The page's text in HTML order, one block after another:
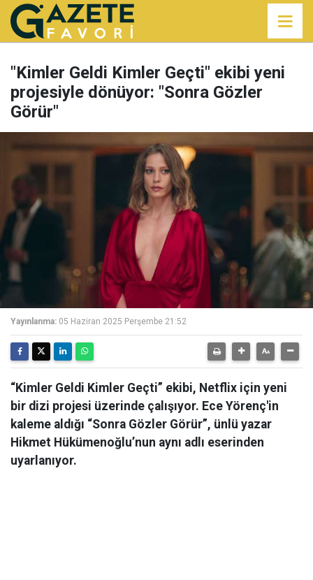
"Kimler Geldi Kimler Geçti" ekibi yeni
projesiyle dönüyor: "Sonra Gözler
Görür"
Yayınlanma: 05 Haziran 2025 Perşembe 21:52
“Kimler Geldi Kimler Geçti” ekibi, Netflix için yeni
bir dizi projesi üzerinde çalışıyor. Ece Yörenç'in
kaleme aldığı “Sonra Gözler Görür”, ünlü yazar
Hikmet Hükümenoğlu’nun aynı adlı eserinden
uyarlanıyor.